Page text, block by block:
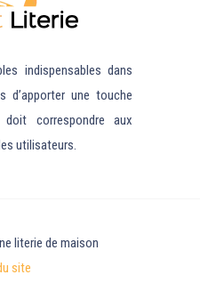
indispensables dans
d’apporter une touche
doit correspondre aux
utilisateurs.
literie de maison
site